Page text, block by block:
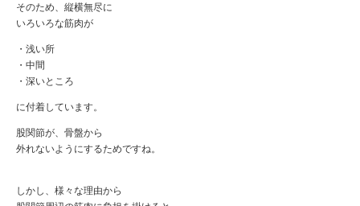
そのため、縦横無尽に
いろいろな筋肉が
・浅い所
・中間
・深いところ
に付着しています。
股関節が、骨盤から
外れないようにするためですね。
しかし、様々な理由から